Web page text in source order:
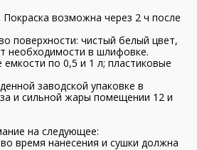
возможна через 2 ч после
поверхности: чистый белый цвет,
необходимости в шлифовке.
по 0,5 и 1 л; пластиковые
заводской упаковке в
и сильной жары помещении 12 и
на следующее:
время нанесения и сушки должна